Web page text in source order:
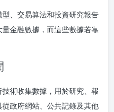
、交易算法和投資研究報告
金融數據，而這些數據若靠
術收集數據，用於研究、報
政府網站、公共記錄及其他